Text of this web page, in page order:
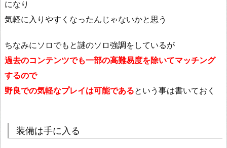
になり
気軽に入りやすくなったんじゃないかと思う
ちなみにソロでもと謎のソロ強調をしているが
過去のコンテンツでも一部の高難易度を除いてマッチング
するので
野良での気軽なプレイは可能であるという事は書いておく
装備は手に入る